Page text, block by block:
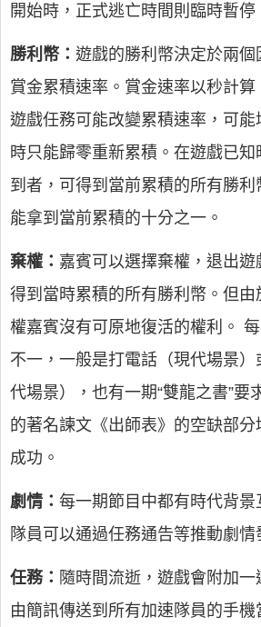
開始時，正式逃亡時間則臨時暫停
勝利幣： 遊戲的勝利幣決定於兩個
賞金累積速率。賞金速率以秒計算
遊戲任務可能改變累積速率，可
時只能歸零重新累積。在遊戲已
到者，可得到當前累積的所有勝利
能拿到當前累積的十分之一。
棄權： 嘉賓可以選擇棄權，退出遊
得到當時累積的所有勝利幣。但由
權嘉賓沒有可原地復活的權利。
不一，一般是打電話（現代場景
代場景），也有一期“雙龍之書”要
的著名諫文《出師表》的空缺部
成功。
劇情： 每一期節目中都有時代背景
隊員可以通過任務通告等推動劇情
任務： 隨時間流逝，遊戲會附加
由簡訊傳送到所有加速隊員的手